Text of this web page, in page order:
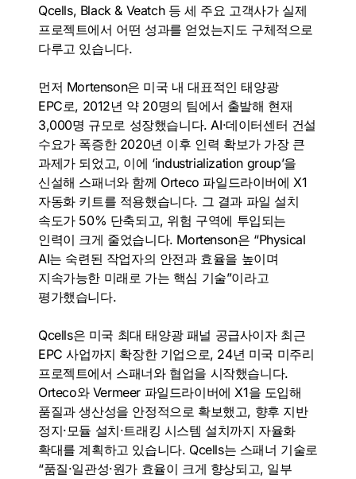
Qcells, Black & Veatch 등 세 주요 고객사가 실제
프로젝트에서 어떤 성과를 얻었는지도 구체적으로
다루고 있습니다.
먼저 Mortenson은 미국 내 대표적인 태양광
EPC로, 2012년 약 20명의 팀에서 출발해 현재
3,000명 규모로 성장했습니다. AI·데이터센터 건설
수요가 폭증한 2020년 이후 인력 확보가 가장 큰
과제가 되었고, 이에 ‘industrialization group’을
신설해 스패너와 함께 Orteco 파일드라이버에 X1
자동화 키트를 적용했습니다. 그 결과 파일 설치
속도가 50% 단축되고, 위험 구역에 투입되는
인력이 크게 줄었습니다. Mortenson은 “Physical
AI는 숙련된 작업자의 안전과 효율을 높이며
지속가능한 미래로 가는 핵심 기술”이라고
평가했습니다.
Qcells은 미국 최대 태양광 패널 공급사이자 최근
EPC 사업까지 확장한 기업으로, 24년 미국 미주리
프로젝트에서 스패너와 협업을 시작했습니다.
Orteco와 Vermeer 파일드라이버에 X1을 도입해
품질과 생산성을 안정적으로 확보했고, 향후 지반
정지·모듈 설치·트래킹 시스템 설치까지 자율화
확대를 계획하고 있습니다. Qcells는 스패너 기술로
“품질·일관성·원가 효율이 크게 향상되고, 일부